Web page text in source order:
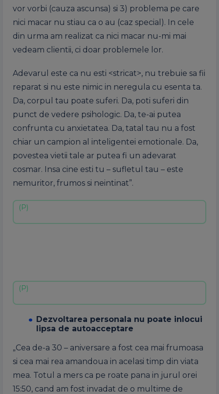
vor vorbi (cauza ascunsa) si 3) problema pe care
nici macar nu stiau ca o au (caz special). In cele
din urma am realizat ca nici macar nu-mi mai
vedeam clientii, ci doar problemele lor.
Adevarul este ca nu esti <stricat>, nu trebuie sa fii
reparat si nu este nimic in neregula cu esenta ta.
Da, corpul tau poate suferi. Da, poti suferi din
punct de vedere psihologic. Da, te-ai putea
confrunta cu anxietatea. Da, tatal tau nu a fost
chiar un campion al inteligentei emotionale. Da,
povestea vietii tale ar putea fi un adevarat
cosmar. Insa cine esti tu – sufletul tau – este
nemuritor, frumos si neintinat”.
Dezvoltarea personala nu poate inlocui
lipsa de autoacceptare
„Cea de-a 30 – aniversare a fost cea mai frumoasa
si cea mai rea amandoua in acelasi timp din viata
mea. Totul a mers ca pe roate pana in jurul orei
15:50, cand am fost invadat de o multime de